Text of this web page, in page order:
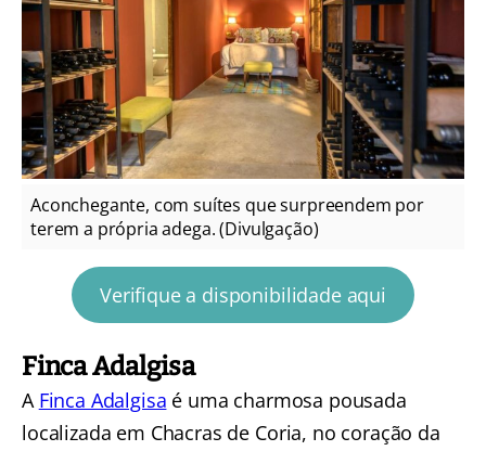
Aconchegante, com suítes que surpreendem por
terem a própria adega. (Divulgação)
Verifique a disponibilidade aqui
Finca Adalgisa
A Finca Adalgisa é uma charmosa pousada
localizada em Chacras de Coria, no coração da